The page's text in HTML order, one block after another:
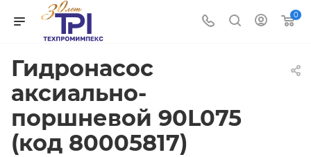
0
Гидронасос
аксиально-
поршневой 90L075
(код 80005817)